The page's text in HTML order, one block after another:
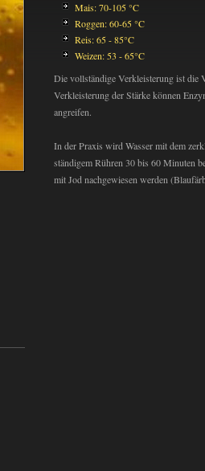
Mais: 70-105 °C
Roggen: 60-65 °C
Reis: 65 - 85°C
Weizen: 53 - 65°C
Die vollständige Verkleisterung ist die
Verkleisterung der Stärke können
angreifen.
In der Praxis wird Wasser mit dem
ständigem Rühren 30 bis 60 Minuten
mit Jod nachgewiesen werden